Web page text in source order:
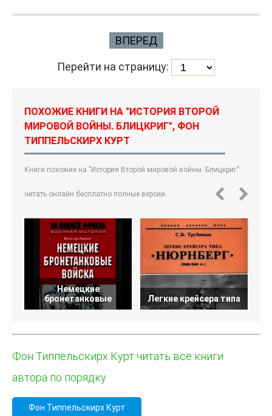
ВПЕРЕД
Перейти на страницу:
ПОХОЖИЕ КНИГИ НА "ИСТОРИЯ ВТОРОЙ
МИРОВОЙ ВОЙНЫ. БЛИЦКРИГ", ФОН
ТИППЕЛЬСКИРХ КУРТ
Книги похожие на "История Второй мировой войны. Блицкриг"
читать онлайн бесплатно полные версии.
Немецкие
бронетанковые
Легкие крейсера типа
Фон Типпельскирх Курт читать все книги
автора по порядку
Фон Типпельскирх Курт